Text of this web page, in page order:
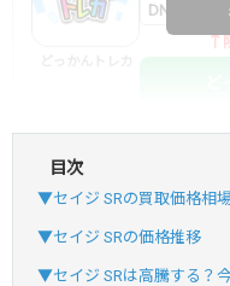
DNGBIF4X
↑
おりパンダ
・新規登録
SVGC7P
目次
▼セイジ SRの買取価格相場
▼セイジ SRの価格推移
▼セイジ SRは高騰する？